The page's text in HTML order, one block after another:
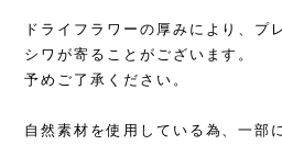
ドライフラワーの厚みにより、プ
シワが寄ることがございます。
予めご了承ください。
自然素材を使用している為、一部